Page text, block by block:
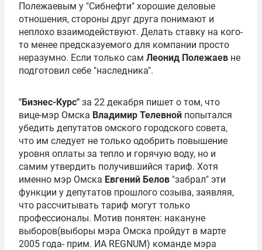
Полежаевым у "Сибнефти" хорошие деловые
отношения, стороны друг друга понимают и
неплохо взаимодействуют. Делать ставку на кого-
то менее предсказуемого для компании просто
неразумно. Если только сам Леонид Полежаев не
подготовил себе "наследника".
"Бизнес-Курс" за 22 декабря пишет о том, что
вице-мэр Омска Владимир Телевной попытался
убедить депутатов омского городского совета,
что им следует не только одобрить повышение
уровня оплаты за тепло и горячую воду, но и
самим утвердить получившийся тариф. Хотя
именно мэр Омска Евгений Белов "забрал" эти
функции у депутатов прошлого созыва, заявляя,
что рассчитывать тариф могут только
профессионалы. Мотив понятен: накануне
выборов(выборы мэра Омска пройдут в марте
2005 года- прим. ИА REGNUM) команде мэра